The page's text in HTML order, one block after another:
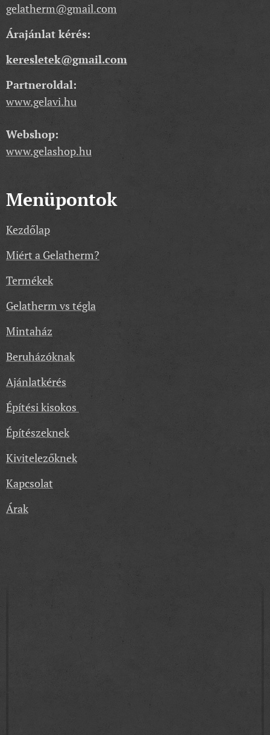
gelatherm@gmail.com
Árajánlat kérés:
keresletek@gmail.com
Partneroldal:
www.gelavi.hu
Webshop:
www.gelashop.hu
Menüpontok
Kezdőlap
Miért a Gelatherm?
Termékek
Gelatherm vs tégla
Mintaház
Beruházóknak
Ajánlatkérés
Építési kisokos
Építészeknek
Kivitelezőknek
Kapcsolat
Árak